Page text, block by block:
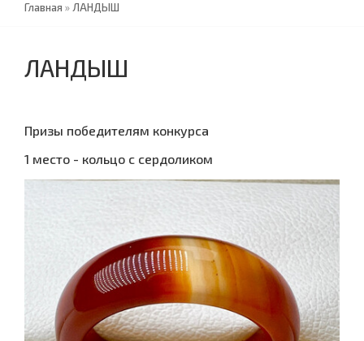
Главная » ЛАНДЫШ
ЛАНДЫШ
Призы победителям конкурса
1 место - кольцо с сердоликом